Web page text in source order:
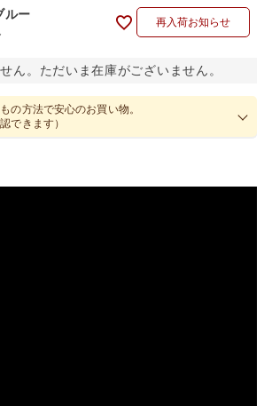
ルー
再入荷お知らせ
ん。ただいま在庫がございません。
の方法で安心のお買い物。
できます）